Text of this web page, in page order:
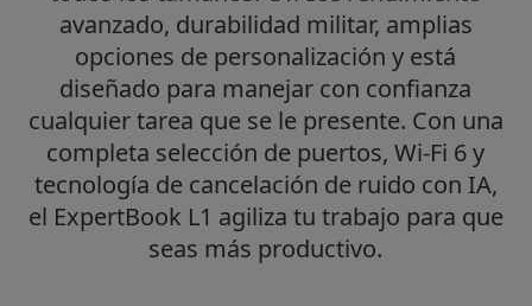
avanzado, durabilidad militar, amplias
opciones de personalización y está
diseñado para manejar con confianza
cualquier tarea que se le presente. Con una
completa selección de puertos, Wi-Fi 6 y
tecnología de cancelación de ruido con IA,
el ExpertBook L1 agiliza tu trabajo para que
seas más productivo.